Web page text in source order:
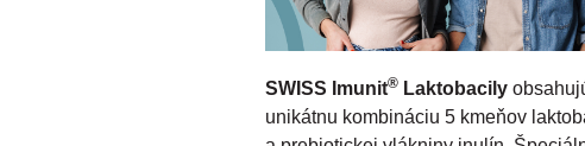
SWISS Imunit® Laktobacily
unikátnu kombináciu 5 kmeňov